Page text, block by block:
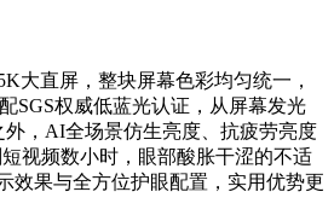
大直屏，整块屏幕色彩均匀统一，
SGS权威低蓝光认证，从屏幕发光
，AI全场景仿生亮度、抗疲劳亮度
视频数小时，眼部酸胀干涩的不适
效果与全方位护眼配置，实用优势更